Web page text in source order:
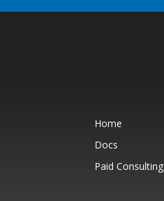
Home
Docs
Paid Consulting